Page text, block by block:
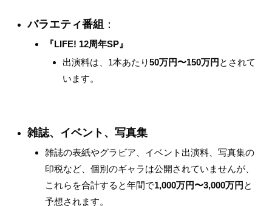
バラエティ番組 ：
『LIFE! 12周年SP』
出演料は、1本あたり50万円〜150万円 とされて
います。
雑誌、イベント、写真集
雑誌の表紙やグラビア、イベント出演料、写真集の
印税など、個別のギャラは公開されていませんが、
これらを合計すると年間で1,000万円〜3,000万円 と
予想されます。